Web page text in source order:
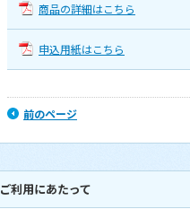
商品の詳細はこちら
申込用紙はこちら
前のページ
ご利用にあたって